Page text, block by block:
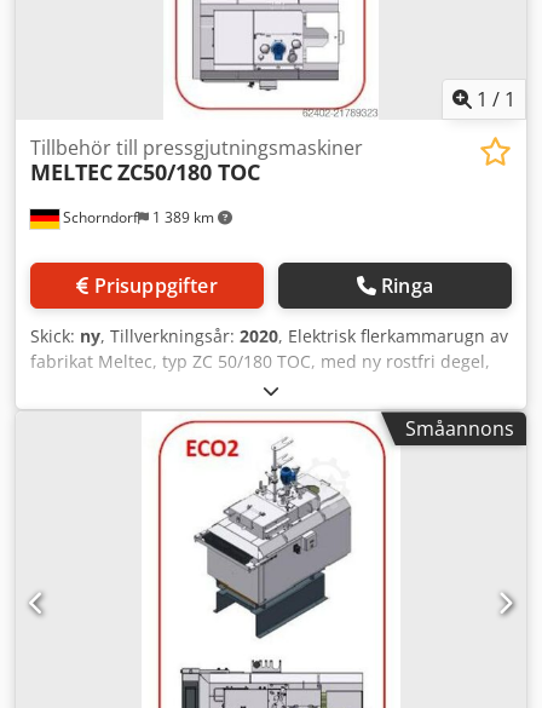
1 / 1
Schorndorf 1 389 km
Tillbehör till pressgjutningsmaskiner
MELTECZC50/180 TOC
Prisuppgifter Ringa
Skick: ny, Tillverkningsår: 2020, Elektrisk flerkammarugn av
fabrikat Meltec, typ ZC 50/180 TOC, med ny rostfri degel,
isolerat degellock och underrede. Degelvolym: 820,0 kg/Zn
Smältkapacitet: 180,0 kg/Zn/h Anslutningseffekt: 27,0 kW
Typ: ZC 50/180 TOC Dcodpfx Aajy E Tynonsk
Metalltransport sker med en pump som transporterar den
flytande metallen under badytan. Därigenom förblir
badnivån i gjutkammaren konstant, vilket möjliggör en
absolut jämn metalldosering vid varje skott. Lämplig för
DAW 50F / W50Zn Ett ugnsskåp kan levereras vid behov.
Småannons